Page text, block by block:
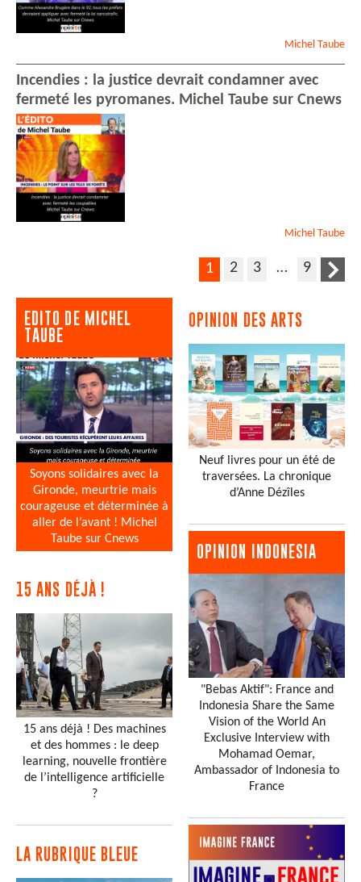
Michel Taube
Incendies : la justice devrait condamner avec
fermeté les pyromanes. Michel Taube sur Cnews
Michel Taube
1 2 3 … 9
EDITO DE MICHEL
TAUBE
Soyons solidaires avec la
Gironde, meurtrie mais
courageuse et déterminée à
aller de l’avant ! Michel
Taube sur Cnews
15 ANS DÉJÀ !
15 ans déjà ! Des machines
et des hommes : le deep
learning, nouvelle frontière
de l’intelligence artificielle
?
LA RUBRIQUE BLEUE
OPINION DES ARTS
Neuf livres pour un été de
traversées. La chronique
d’Anne Dézîles
OPINION INDONESIA
"Bebas Aktif": France and
Indonesia Share the Same
Vision of the World An
Exclusive Interview with
Mohamad Oemar,
Ambassador of Indonesia to
France